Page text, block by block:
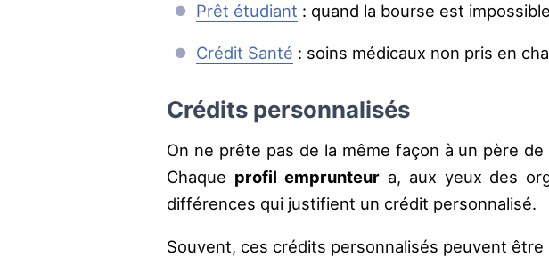
Prêt étudiant : quand la bourse est
Crédit Santé : soins médicaux non pris en
Crédits personnalisés
On ne prête pas de la même façon à un père
Chaque profil emprunteura, aux yeux des
différences qui justifient un crédit personnalisé.
Souvent, ces crédits personnalisés peuvent